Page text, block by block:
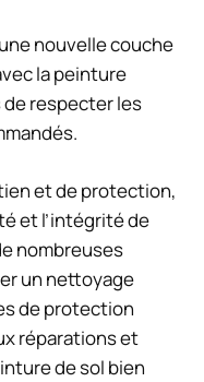
nouvelle couche
la peinture
respecter les
et de protection,
et l’intégrité de
nombreuses
un nettoyage
de protection
réparations et
de sol bien